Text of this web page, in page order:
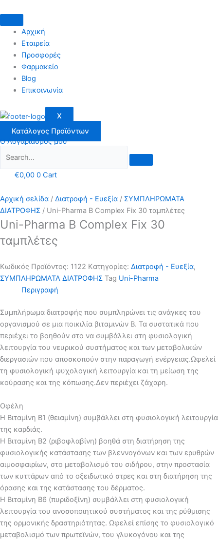
στο
περιεχόμενο
Αρχική
Εταιρεία
Προσφορές
Φαρμακείο
Blog
Επικοινωνία
X
Κατάλογος Προϊόντων
Ο Λογαριασμός μου
€0,00 0 Cart
Αρχική σελίδα / Διατροφή - Ευεξία / ΣΥΜΠΛΗΡΩΜΑΤΑ
ΔΙΑΤΡΟΦΗΣ / Uni-Pharma B Complex Fix 30 ταμπλέτες
Uni-Pharma B Complex Fix 30
ταμπλέτες
Κωδικός Προϊόντος: 1122 Kατηγορίες: Διατροφή - Ευεξία,
ΣΥΜΠΛΗΡΩΜΑΤΑ ΔΙΑΤΡΟΦΗΣ Tag Uni-Pharma
Περιγραφή
Συμπλήρωμα διατροφής που συμπληρώνει τις ανάγκες του
οργανισμού σε μια ποικιλία βιταμινών Β. Τα συστατικά που
περιέχει το βοηθούν στο να συμβάλλει στη φυσιολογική
λειτουργία του νευρικού συστήματος και των μεταβολικών
διεργασιών που αποσκοπούν στην παραγωγή ενέργειας.Ωφελεί
τη φυσιολογική ψυχολογική λειτουργία και τη μείωση της
κούρασης και της κόπωσης.Δεν περιέχει ζάχαρη.
Οφέλη
Η Βιταμίνη Β1 (θειαμίνη) συμβάλλει στη φυσιολογική λειτουργία
της καρδιάς.
Η Βιταμίνη Β2 (ριβοφλαβίνη) βοηθά στη διατήρηση της
φυσιολογικής κατάστασης των βλεννογόνων και των ερυθρών
αιμοσφαιρίων, στο μεταβολισμό του σιδήρου, στην προστασία
των κυττάρων από το οξειδωτικό στρες και στη διατήρηση της
όρασης και της κατάστασης του δέρματος.
Η Βιταμίνη Β6 (πυριδοξίνη) συμβάλλει στη φυσιολογική
λειτουργία του ανοσοποιητικού συστήματος και της ρύθμισης
της ορμονικής δραστηριότητας. Ωφελεί επίσης το φυσιολογικό
μεταβολισμό των πρωτεϊνών, του γλυκογόνου και της